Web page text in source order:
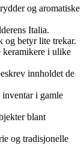
og aromatiske
Italia.
og betyr lite trekar.
keramikere i ulike
innholdet de
i gamle
blant
og tradisjonelle